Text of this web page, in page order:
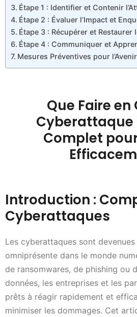
Étape 1 : Identifier et Contenir
Étape 2 : Évaluer l’Impact et
Étape 3 : Récupérer et Restaurer
Étape 4 : Communiquer et
Mesures Préventives pour l’Avenir
Que Faire en
Cyberattaque
Complet
Introduction :
Cyberattaques
Les cyberattaques sont devenues
omniprésente dans le monde
de ransomwares, de phishing ou
données, les entreprises et les
prêts à réagir rapidement et
minimiser les dommages. Cet